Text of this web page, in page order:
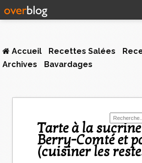
Accueil Recettes Salées
Archives
Bavardages
Tarte à la sucrine du
Berry-Comté et
(cuisiner les